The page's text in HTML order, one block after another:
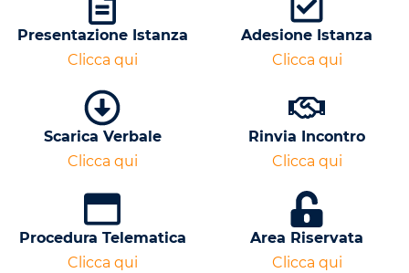
Presentazione Istanza
Clicca qui
Adesione Istanza
Clicca qui
Scarica Verbale
Clicca qui
Rinvia Incontro
Clicca qui
Procedura Telematica
Clicca qui
Area Riservata
Clicca qui